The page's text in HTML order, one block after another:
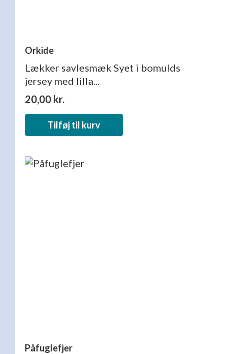
Orkide
Lækker savlesmæk Syet i bomulds
jersey med lilla...
20,00 kr.
Tilføj til kurv
Påfuglefjer